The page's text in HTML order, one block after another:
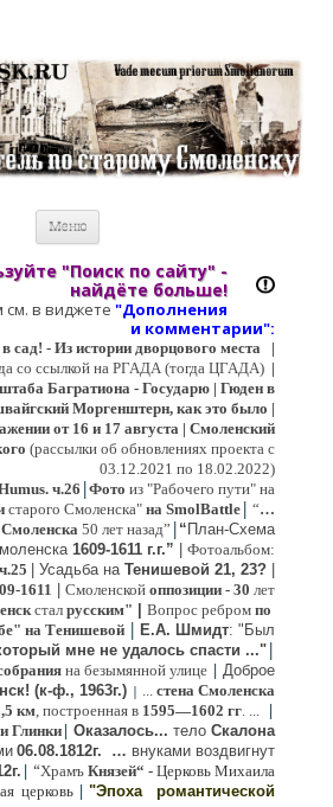
открытки, карты …
Меню
"Поиск по сайту" -
найдёте больше!
см. в виджете "Дополнения
и комментарии":
сад! - Из истории дворцового места
|
со ссылкой на РГАДА (тогда ЦГАДА) |
Багратиона - Государю | Гюден в
Моргенштерн, как это было |
от 16 и 17 августа | Смоленский
(рассылки об обновлениях проекта с
03.12.2021 по 18.02.2022)
ч.26 |Фото из "Рабочего пути" на
старого Смоленска" на SmolBattle | “…
50 лет назад” | “ План-Схема
1609-1611 г.г.”
Фотоальбом:
| Усадьба на Тенишевой 21, 23?
1611 Смоленской оппозиции - 30 лет
стал русским" Вопрос ребром по
на Тенишевой | Е.А. Шмидт: "Был
мне не удалось спасти ..." |
на безымянной улице | Доброе
(к-ф., 1963г.) | ... стена Смоленска
км, построенная в 1595—1602 гг. ... |
Глинки| Оказалось... тело Скалона
06.08.1812г. … внуками воздвигнут
| “Храмъ Князей“ - Церковь Михаила
церковь | "Эпохаромантической